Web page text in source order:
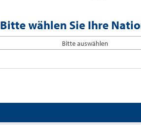
Bitte wählen Sie Ihre
Bitte auswählen